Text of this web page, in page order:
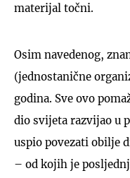
materijal točni.
Osim navedenog,
(jednostanične
godina. Sve ovo
dio svijeta razvijao u
uspio povezati obilje
– od kojih je